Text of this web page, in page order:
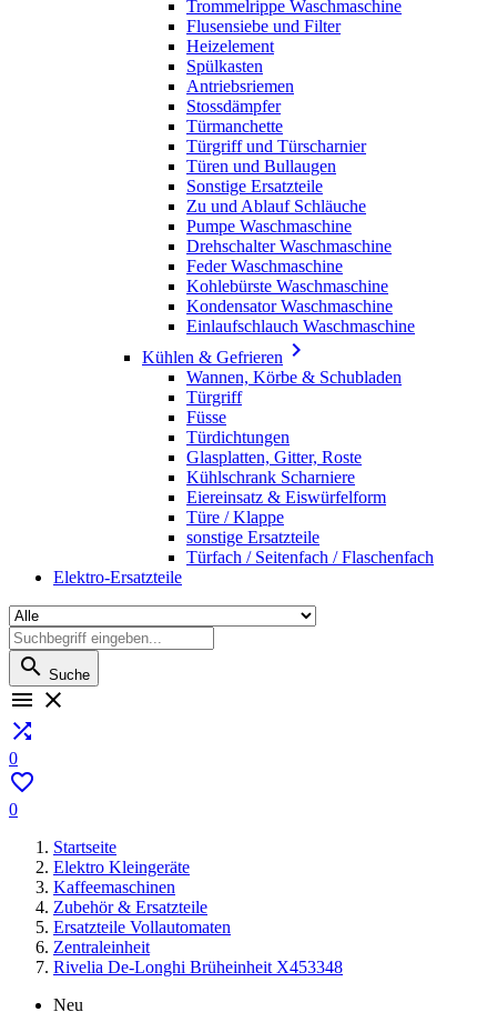
Trommelrippe Waschmaschine
Flusensiebe und Filter
Heizelement
Spülkasten
Antriebsriemen
Stossdämpfer
Türmanchette
Türgriff und Türscharnier
Türen und Bullaugen
Sonstige Ersatzteile
Zu und Ablauf Schläuche
Pumpe Waschmaschine
Drehschalter Waschmaschine
Feder Waschmaschine
Kohlebürste Waschmaschine
Kondensator Waschmaschine
Einlaufschlauch Waschmaschine
Kühlen & Gefrieren 
Wannen, Körbe & Schubladen
Türgriff
Füsse
Türdichtungen
Glasplatten, Gitter, Roste
Kühlschrank Scharniere
Eiereinsatz & Eiswürfelform
Türe / Klappe
sonstige Ersatzteile
Türfach / Seitenfach / Flaschenfach
Elektro-Ersatzteile
 Suche
 

0

0
Startseite
Elektro Kleingeräte
Kaffeemaschinen
Zubehör & Ersatzteile
Ersatzteile Vollautomaten
Zentraleinheit
Rivelia De-Longhi Brüheinheit X453348
Neu